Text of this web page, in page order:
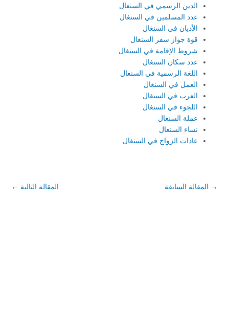
الدين الرسمي في السنغال
عدد المسلمين في السنغال
الأديان في السنغال
قوة جواز سفر السنغال
شروط الإقامة في السنغال
عدد سكان السنغال
اللغة الرسمية في السنغال
العمل في السنغال
العرب في السنغال
اللجوء في السنغال
عملة السنغال
نساء السنغال
عادات الزواج في السنغال
→ المقالة السابقة المقالة التالية ←